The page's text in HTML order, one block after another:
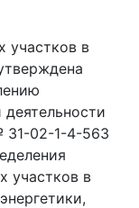
участков в
31-02-1-4-563
участков в